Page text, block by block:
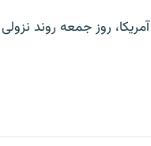
روز جمعه روند